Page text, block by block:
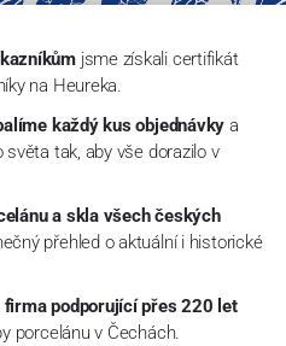
jsme získali certifikát
na Heureka.
každý kus objednávky a
tak, aby vše dorazilo v
a skla všech českých
přehled o aktuální i historické
podporující přes 220 let
porcelánu v Čechách.